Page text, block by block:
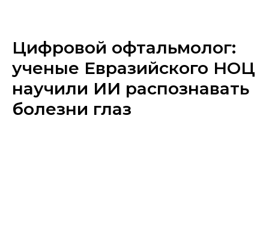
Цифровой офтальмолог:
ученые Евразийского НОЦ
научили ИИ распознавать
болезни глаз